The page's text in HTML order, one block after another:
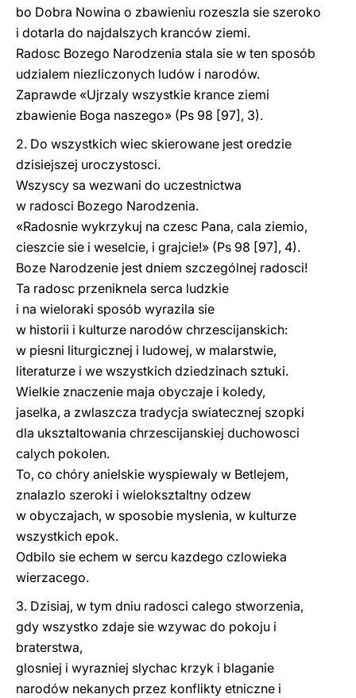
bo Dobra Nowina o zbawieniu rozeszla sie szeroko
i dotarla do najdalszych kranców ziemi.
Radosc Bozego Narodzenia stala sie w ten sposób
udzialem niezliczonych ludów i narodów.
Zaprawde «Ujrzaly wszystkie krance ziemi
zbawienie Boga naszego» (Ps 98 [97], 3).
2. Do wszystkich wiec skierowane jest oredzie
dzisiejszej uroczystosci.
Wszyscy sa wezwani do uczestnictwa
w radosci Bozego Narodzenia.
«Radosnie wykrzykuj na czesc Pana, cala ziemio,
cieszcie sie i weselcie, i grajcie!» (Ps 98 [97], 4).
Boze Narodzenie jest dniem szczególnej radosci!
Ta radosc przeniknela serca ludzkie
i na wieloraki sposób wyrazila sie
w historii i kulturze narodów chrzescijanskich:
w piesni liturgicznej i ludowej, w malarstwie,
literaturze i we wszystkich dziedzinach sztuki.
Wielkie znaczenie maja obyczaje i koledy,
jaselka, a zwlaszcza tradycja swiatecznej szopki
dla uksztaltowania chrzescijanskiej duchowosci
calych pokolen.
To, co chóry anielskie wyspiewaly w Betlejem,
znalazlo szeroki i wieloksztaltny odzew
w obyczajach, w sposobie myslenia, w kulturze
wszystkich epok.
Odbilo sie echem w sercu kazdego czlowieka
wierzacego.
3. Dzisiaj, w tym dniu radosci calego stworzenia,
gdy wszystko zdaje sie wzywac do pokoju i
braterstwa,
glosniej i wyrazniej slychac krzyk i blaganie
narodów nekanych przez konflikty etniczne i